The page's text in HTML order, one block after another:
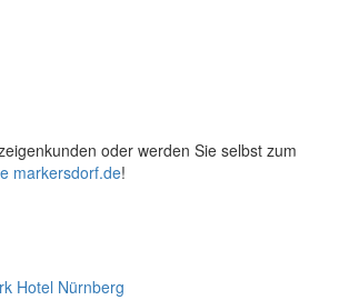
oder werden Sie selbst zum
markersdorf.de!
Hotel Nürnberg